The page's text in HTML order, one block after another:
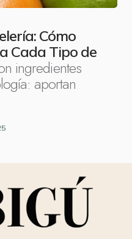
Cómo
Cada Tipo de
ingredientes
aportan